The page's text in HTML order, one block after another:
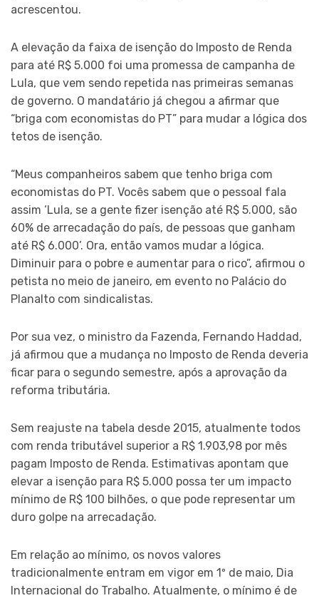
acrescentou.
A elevação da faixa de isenção do Imposto de Renda
para até R$ 5.000 foi uma promessa de campanha de
Lula, que vem sendo repetida nas primeiras semanas
de governo. O mandatário já chegou a afirmar que
“briga com economistas do PT” para mudar a lógica dos
tetos de isenção.
“Meus companheiros sabem que tenho briga com
economistas do PT. Vocês sabem que o pessoal fala
assim ‘Lula, se a gente fizer isenção até R$ 5.000, são
60% de arrecadação do país, de pessoas que ganham
até R$ 6.000’. Ora, então vamos mudar a lógica.
Diminuir para o pobre e aumentar para o rico”, afirmou o
petista no meio de janeiro, em evento no Palácio do
Planalto com sindicalistas.
Por sua vez, o ministro da Fazenda, Fernando Haddad,
já afirmou que a mudança no Imposto de Renda deveria
ficar para o segundo semestre, após a aprovação da
reforma tributária.
Sem reajuste na tabela desde 2015, atualmente todos
com renda tributável superior a R$ 1.903,98 por mês
pagam Imposto de Renda. Estimativas apontam que
elevar a isenção para R$ 5.000 possa ter um impacto
mínimo de R$ 100 bilhões, o que pode representar um
duro golpe na arrecadação.
Em relação ao mínimo, os novos valores
tradicionalmente entram em vigor em 1º de maio, Dia
Internacional do Trabalho. Atualmente, o mínimo é de